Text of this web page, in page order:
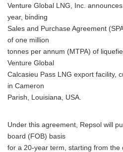
Venture Global LNG, Inc.
year, binding
Sales and Purchase Agreement
of one million
tonnes per annum (MTPA) of
Venture Global
Calcasieu Pass LNG export facility,
in Cameron
Parish, Louisiana, USA.
Under this agreement, Repsol will
board (FOB) basis
for a 20-year term, starting from